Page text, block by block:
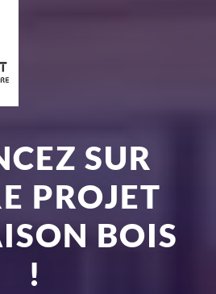
SUR
PROJET
BOIS
!